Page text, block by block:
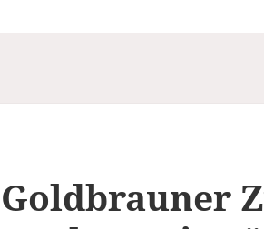
Goldbrauner